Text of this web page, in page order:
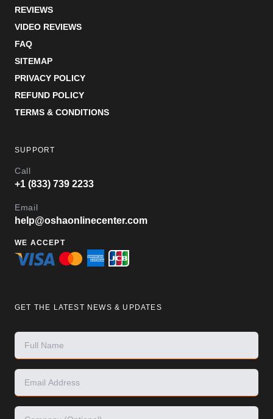
REVIEWS
VIDEO REVIEWS
FAQ
SITEMAP
PRIVACY POLICY
REFUND POLICY
TERMS & CONDITIONS
SUPPORT
Call
+1 (833) 739 2233
Email
help@oshaonlinecenter.com
WE ACCEPT
GET THE LATEST NEWS & UPDATES